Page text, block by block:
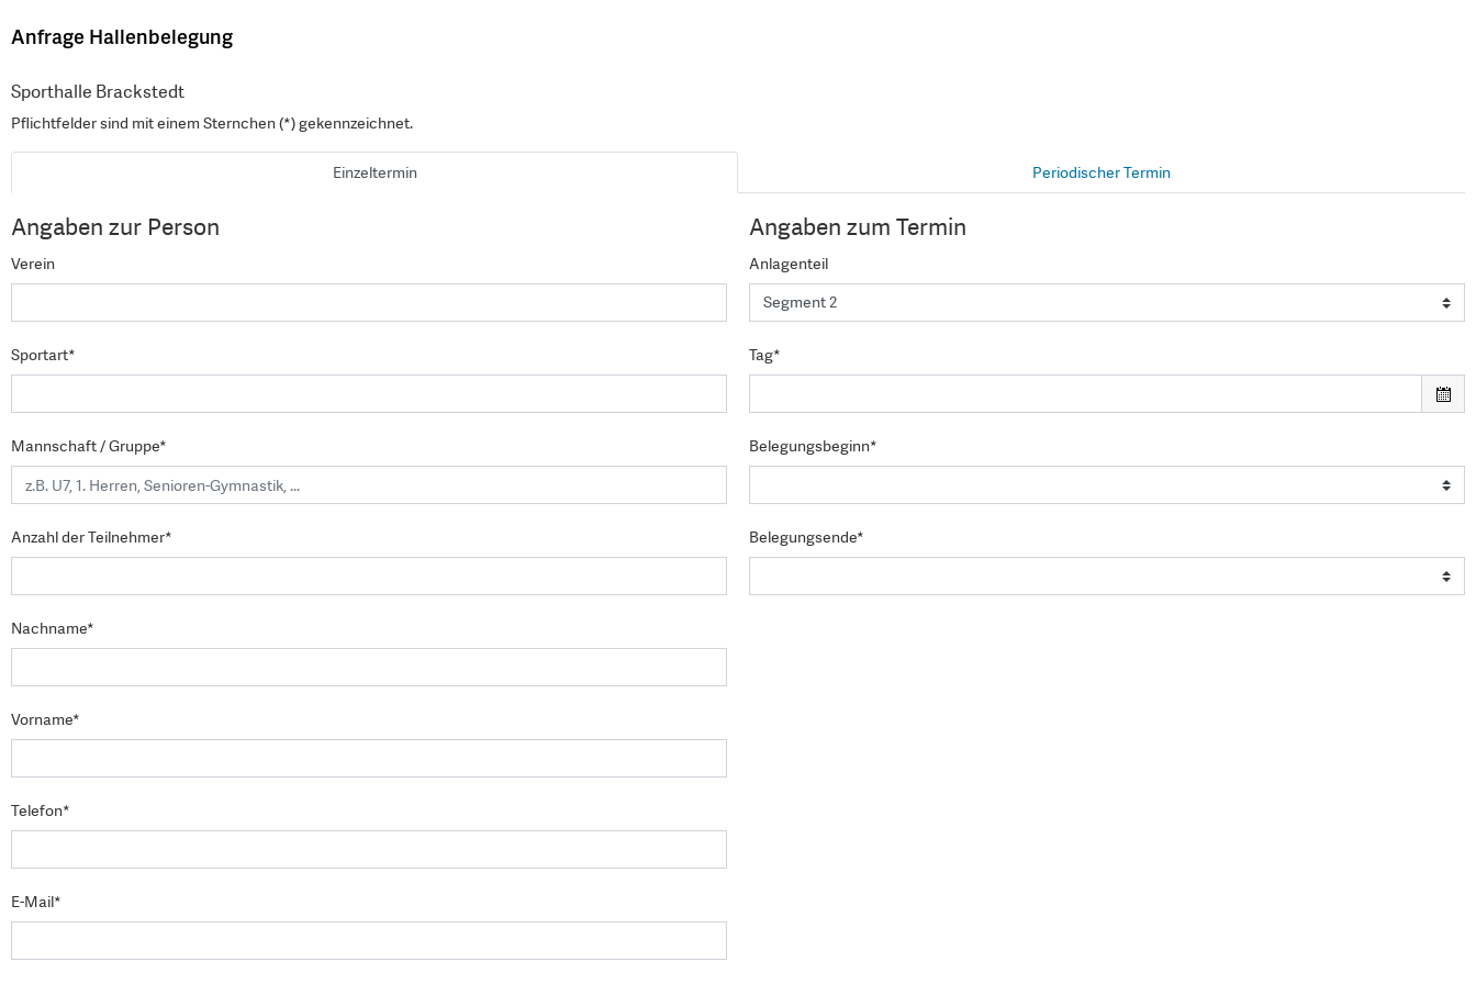
Anfrage Hallenbelegung
Sporthalle Brackstedt
Pflichtfelder sind mit einem Sternchen (*) gekennzeichnet.
Einzeltermin Periodischer Termin
Angaben zur Person
Verein
Sportart*
Mannschaft / Gruppe*
Anzahl der Teilnehmer*
Nachname*
Vorname*
Telefon*
E-Mail*
Angaben zum Termin
Anlagenteil
Tag*
Belegungsbeginn*
Belegungsende*